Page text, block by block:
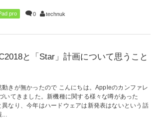
pro 0 technuk
と「Star」計画について思うこと
きが無かったので こんにちは。Appleのカンファレ
いてきました。新機種に関する様々な噂があった
異なり、今年はハードウェアは新発表はないという話
...